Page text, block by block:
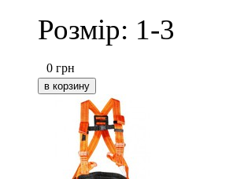
Розмір: 1-3
0 грн